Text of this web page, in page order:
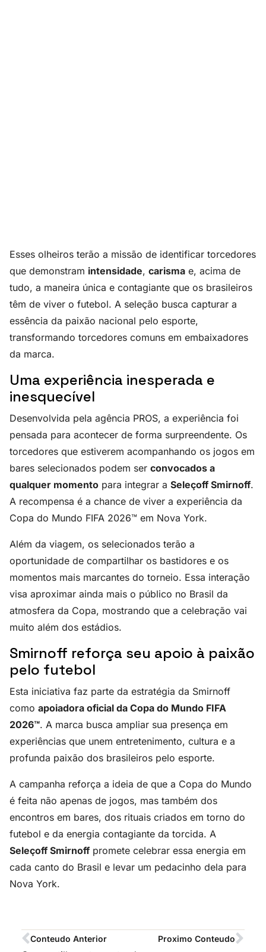
Esses olheiros terão a missão de identificar torcedores
que demonstram intensidade, carisma e, acima de
tudo, a maneira única e contagiante que os brasileiros
têm de viver o futebol. A seleção busca capturar a
essência da paixão nacional pelo esporte,
transformando torcedores comuns em embaixadores
da marca.
Uma experiência inesperada e
inesquecível
Desenvolvida pela agência PROS, a experiência foi
pensada para acontecer de forma surpreendente. Os
torcedores que estiverem acompanhando os jogos em
bares selecionados podem ser convocados a
qualquer momento para integrar a Seleçoff Smirnoff.
A recompensa é a chance de viver a experiência da
Copa do Mundo FIFA 2026™ em Nova York.
Além da viagem, os selecionados terão a
oportunidade de compartilhar os bastidores e os
momentos mais marcantes do torneio. Essa interação
visa aproximar ainda mais o público no Brasil da
atmosfera da Copa, mostrando que a celebração vai
muito além dos estádios.
Smirnoff reforça seu apoio à paixão
pelo futebol
Esta iniciativa faz parte da estratégia da Smirnoff
como apoiadora oficial da Copa do Mundo FIFA
2026™. A marca busca ampliar sua presença em
experiências que unem entretenimento, cultura e a
profunda paixão dos brasileiros pelo esporte.
A campanha reforça a ideia de que a Copa do Mundo
é feita não apenas de jogos, mas também dos
encontros em bares, dos rituais criados em torno do
futebol e da energia contagiante da torcida. A
Seleçoff Smirnoff promete celebrar essa energia em
cada canto do Brasil e levar um pedacinho dela para
Nova York.
Conteudo Anterior Proximo Conteudo